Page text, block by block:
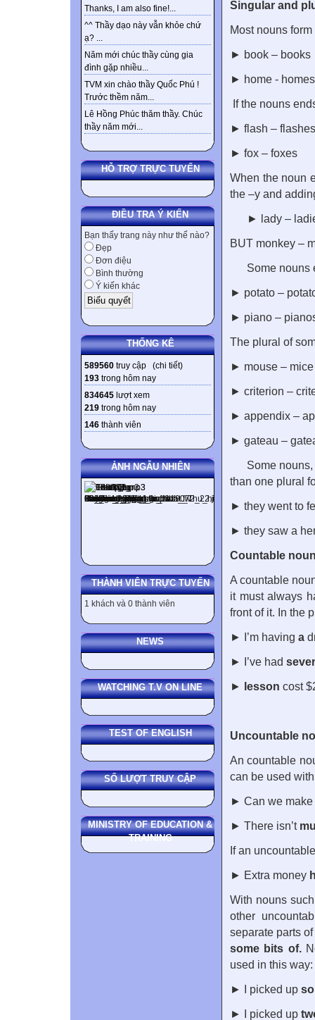
Thanks, I am also fine!...
^^ Thầy dạo này vẫn khỏe chứ
ạ? ...
Năm mới chúc thầy cùng gia
đình gặp nhiều...
TVM xin chào thầy Quốc Phú !
Trước thềm năm...
Lê Hồng Phúc thăm thầy. Chúc
thầy năm mới...
HỖ TRỢ TRỰC TUYẾN
ĐIỀU TRA Ý KIẾN
Bạn thấy trang này như thế nào?
Đẹp
Đơn điệu
Bình thường
Ý kiến khác
THỐNG KÊ
589560 truy cập (chi tiết)
193 trong hôm nay
834645 lượt xem
219 trong hôm nay
146 thành viên
ẢNH NGẪU NHIÊN
THÀNH VIÊN TRỰC TUYẾN
1 khách và 0 thành viên
NEWS
WATCHING T.V ON LINE
TEST OF ENGLISH
SỐ LƯỢT TRUY CẬP
MINISTRY OF EDUCATION &
TRAINING
Singular and
Most nouns
► book – books
► home - homes
If the nouns
► flash – flashes
► fox – foxes
When the noun
the –y and
► lady –
BUT monkey –
Some nouns
► potato –
► piano –
The plural of
► mouse – mice
► criterion –
► appendix –
► gateau –
Some
than one plural
► they went to
► they saw a
Countable
A countable
it must always
front of it. In the
► I’m having a
► I’ve had
► lesson cost
Uncountable
An countable
can be used
► Can we make
► There isn’t
If an
► Extra money
With nouns
other
separate parts
some bits of.
used in this way:
► I picked up
► I picked up